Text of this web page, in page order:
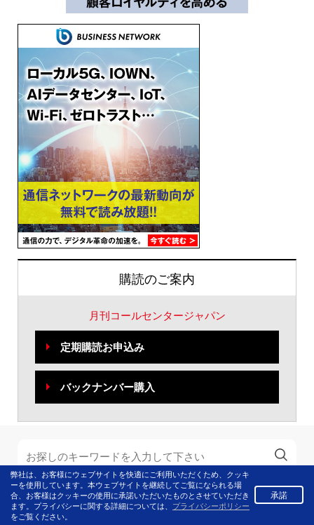
購読のご案内
月刊コールセンタージャパン
定期購読お申込み
バックナンバー購入
基本メニュー ジャンル
弊社は、お客様にウェブサイトを快適にご利用いただくため、クッキ
ーを使用しています。本ウェブサイトを継続してご覧になられる場
合、お客様はクッキーの使用に承諾いただいたものとさせていただき
ます。プライバシーに関する詳細については、 プライバシーポリシー
をご覧ください。
承諾